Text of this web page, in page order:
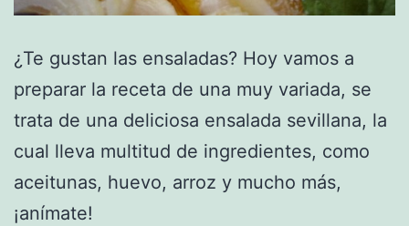
¿Te gustan las ensaladas? Hoy vamos a
preparar la receta de una muy variada, se
trata de una deliciosa ensalada sevillana, la
cual lleva multitud de ingredientes, como
aceitunas, huevo, arroz y mucho más,
¡anímate!